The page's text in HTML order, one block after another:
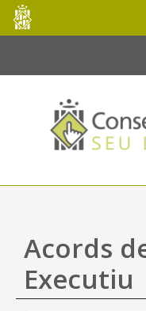
Salta al contingut principal
Consell
de
Mallorca
Acords
Executiu